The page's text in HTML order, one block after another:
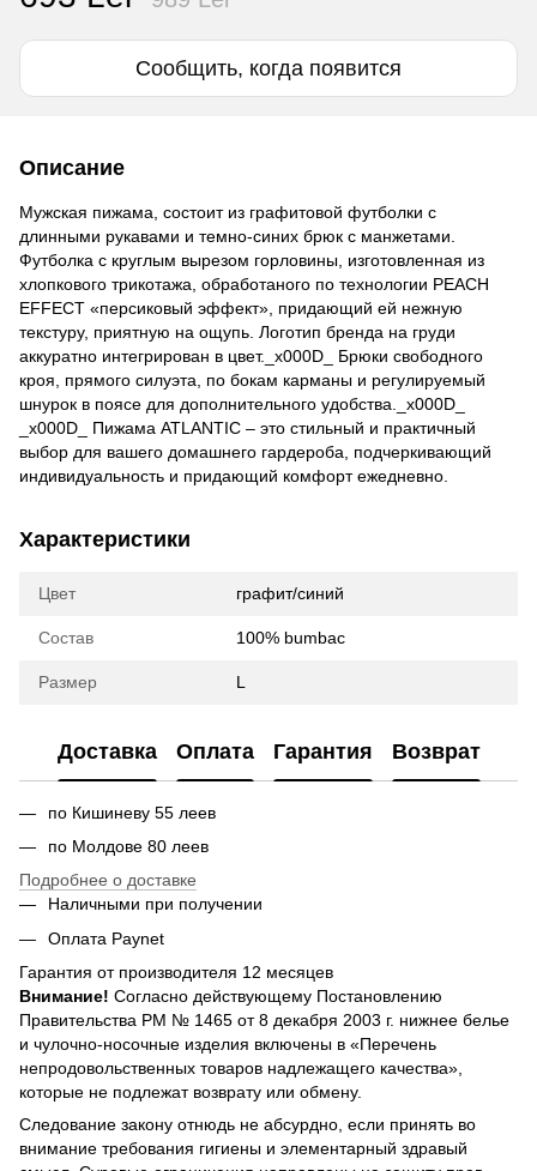
Сообщить, когда появится
Описание
Мужская пижама, состоит из графитовой футболки с
длинными рукавами и темно-синих брюк с манжетами.
Футболка с круглым вырезом горловины, изготовленная из
хлопкового трикотажа, обработаного по технологии PEACH
EFFECT «персиковый эффект», придающий ей нежную
текстуру, приятную на ощупь. Логотип бренда на груди
аккуратно интегрирован в цвет._x000D_ Брюки свободного
кроя, прямого силуэта, по бокам карманы и регулируемый
шнурок в поясе для дополнительного удобства._x000D_
_x000D_ Пижама ATLANTIC – это стильный и практичный
выбор для вашего домашнего гардероба, подчеркивающий
индивидуальность и придающий комфорт ежедневно.
Характеристики
Цвет графит/синий
Состав 100% bumbac
Размер L
Доставка Оплата Гарантия Возврат
по Кишиневу 55 леев
по Молдове 80 леев
Подробнее о доставке
Наличными при получении
Оплата Paynet
Гарантия от производителя 12 месяцев
Внимание! Согласно действующему Постановлению
Правительства РМ № 1465 от 8 декабря 2003 г. нижнее белье
и чулочно-носочные изделия включены в «Перечень
непродовольственных товаров надлежащего качества»,
которые не подлежат возврату или обмену.
Следование закону отнюдь не абсурдно, если принять во
внимание требования гигиены и элементарный здравый